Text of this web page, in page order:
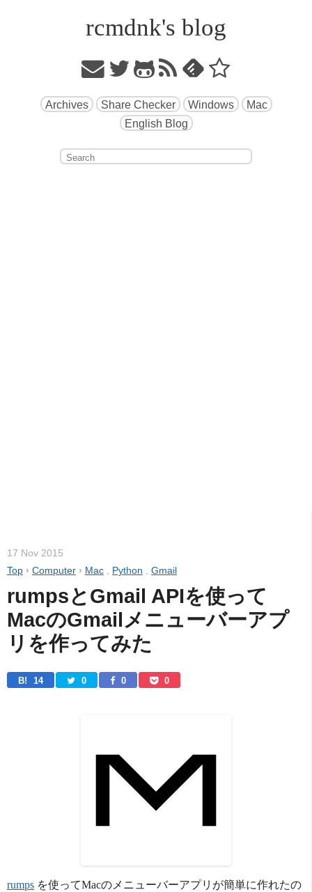
rcmdnk's blog
Archives Share Checker Windows
Mac
English Blog
17 Nov 2015
Top › Computer › Mac Python Gmail
rumpsとGmail APIを使って
MacのGmailメニューバーアプ
リを作ってみた
B! 14 0 0 0
rumps を使ってMacのメニューバーアプリが簡単に作れたの